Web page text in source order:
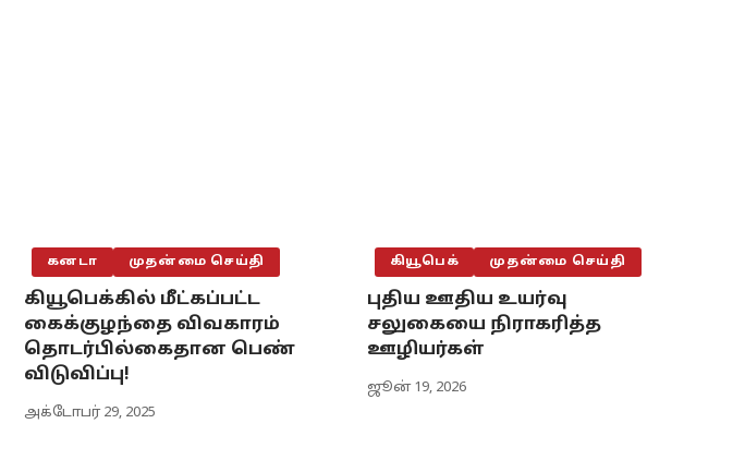
கனடா முதன்மை செய்தி
கியூபெக்கில் மீட்கப்பட்ட
கைக்குழந்தை விவகாரம்
தொடர்பில்கைதான பெண்
விடுவிப்பு!
அக்டோபர் 29, 2025
கியூபெக் முதன்மை செய்தி
புதிய ஊதிய உயர்வு
சலுகையை நிராகரித்த
ஊழியர்கள்
ஜூன் 19, 2026